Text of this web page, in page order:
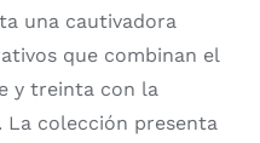
una cautivadora
que combinan el
y treinta con la
La colección presenta